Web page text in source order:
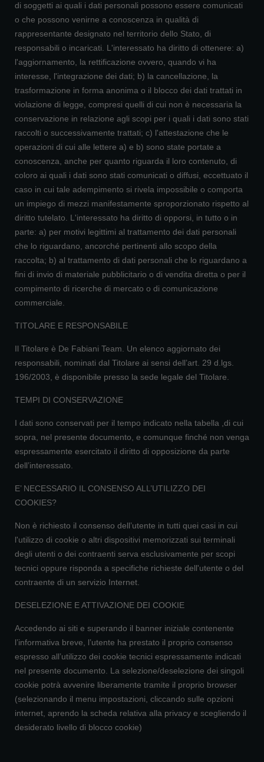
di soggetti ai quali i dati personali possono essere comunicati
o che possono venirne a conoscenza in qualità di
rappresentante designato nel territorio dello Stato, di
responsabili o incaricati. L'interessato ha diritto di ottenere: a)
l'aggiornamento, la rettificazione ovvero, quando vi ha
interesse, l'integrazione dei dati; b) la cancellazione, la
trasformazione in forma anonima o il blocco dei dati trattati in
violazione di legge, compresi quelli di cui non è necessaria la
conservazione in relazione agli scopi per i quali i dati sono stati
raccolti o successivamente trattati; c) l'attestazione che le
operazioni di cui alle lettere a) e b) sono state portate a
conoscenza, anche per quanto riguarda il loro contenuto, di
coloro ai quali i dati sono stati comunicati o diffusi, eccettuato il
caso in cui tale adempimento si rivela impossibile o comporta
un impiego di mezzi manifestamente sproporzionato rispetto al
diritto tutelato. L'interessato ha diritto di opporsi, in tutto o in
parte: a) per motivi legittimi al trattamento dei dati personali
che lo riguardano, ancorché pertinenti allo scopo della
raccolta; b) al trattamento di dati personali che lo riguardano a
fini di invio di materiale pubblicitario o di vendita diretta o per il
compimento di ricerche di mercato o di comunicazione
commerciale.
TITOLARE E RESPONSABILE
Il Titolare è De Fabiani Team. Un elenco aggiornato dei
responsabili, nominati dal Titolare ai sensi dell’art. 29 d.lgs.
196/2003, è disponibile presso la sede legale del Titolare.
TEMPI DI CONSERVAZIONE
I dati sono conservati per il tempo indicato nella tabella ,di cui
sopra, nel presente documento, e comunque finché non venga
espressamente esercitato il diritto di opposizione da parte
dell’interessato.
E’ NECESSARIO IL CONSENSO ALL’UTILIZZO DEI
COOKIES?
Non è richiesto il consenso dell’utente in tutti quei casi in cui
l'utilizzo di cookie o altri dispositivi memorizzati sui terminali
degli utenti o dei contraenti serva esclusivamente per scopi
tecnici oppure risponda a specifiche richieste dell'utente o del
contraente di un servizio Internet.
DESELEZIONE E ATTIVAZIONE DEI COOKIE
Accedendo ai siti e superando il banner iniziale contenente
l’informativa breve, l’utente ha prestato il proprio consenso
espresso all’utilizzo dei cookie tecnici espressamente indicati
nel presente documento. La selezione/deselezione dei singoli
cookie potrà avvenire liberamente tramite il proprio browser
(selezionando il menu impostazioni, cliccando sulle opzioni
internet, aprendo la scheda relativa alla privacy e scegliendo il
desiderato livello di blocco cookie)